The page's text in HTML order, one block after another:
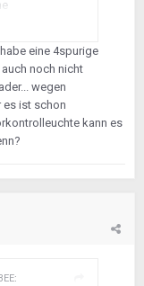
zu der
Rauch
auch nach
oder
eine 4spurige
noch nicht
wegen
es ist schon
kann es
: